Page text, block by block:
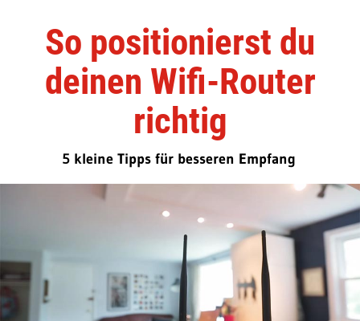
So positionierst du
deinen Wifi-Router
richtig
5 kleine Tipps für besseren Empfang